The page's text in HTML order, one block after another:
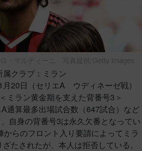
ロ・マルディーニ 写真提供:Getty Images
属クラブ：ミラン
20日（セリエA ウディネーゼ戦）
ミラン黄金期を支えた背番号3＞
通算最多出場試合数（647試合）など
自身の背番号3は永久欠番となってい
からのフロント入り要請によってミラ
たされたが、本人は拒否している。